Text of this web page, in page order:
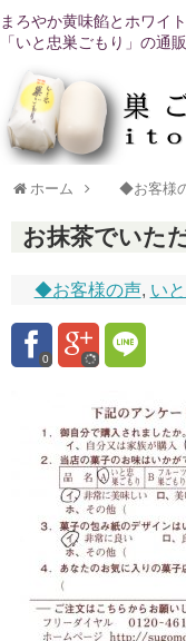
まろやか黄味餡とホワイ
「いと忠巣ごもり」の通
ホーム ◆お客様
お抹茶でいた
◆お客様の声, い
0